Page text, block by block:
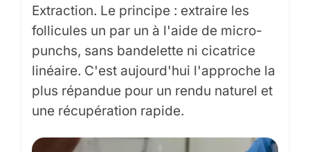
Extraction. Le principe : extraire les
follicules un par un à l'aide de micro-
punchs, sans bandelette ni cicatrice
linéaire. C'est aujourd'hui l'approche la
plus répandue pour un rendu naturel et
une récupération rapide.